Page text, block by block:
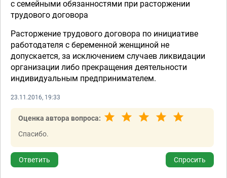
с семейными обязанностями при расторжении
трудового договора
Расторжение трудового договора по инициативе
работодателя с беременной женщиной не
допускается, за исключением случаев ликвидации
организации либо прекращения деятельности
индивидуальным предпринимателем.
23.11.2016, 19:33
Оценка автора вопроса:
Спасибо.
Ответить Спросить